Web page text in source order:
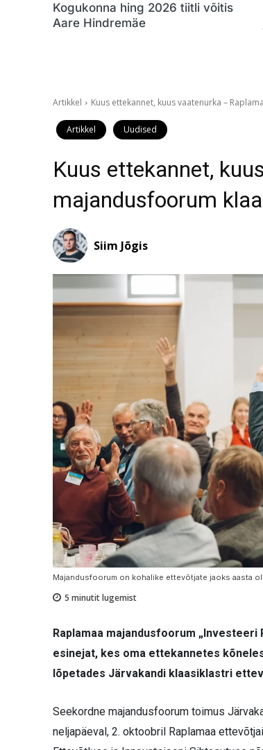
Kogukonna hing 2026 tiitli võitis
Aare Hindremäe